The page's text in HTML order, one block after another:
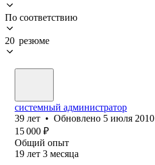
По соответствию
20 резюме
системный администратор
39 лет • Обновлено 5 июля 2010
15 000 ₽
Общий опыт
19 лет 3 месяца